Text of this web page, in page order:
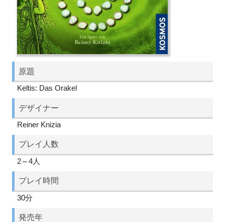
原題
Keltis: Das Orakel
デザイナー
Reiner Knizia
プレイ人数
2～4人
プレイ時間
30分
発売年